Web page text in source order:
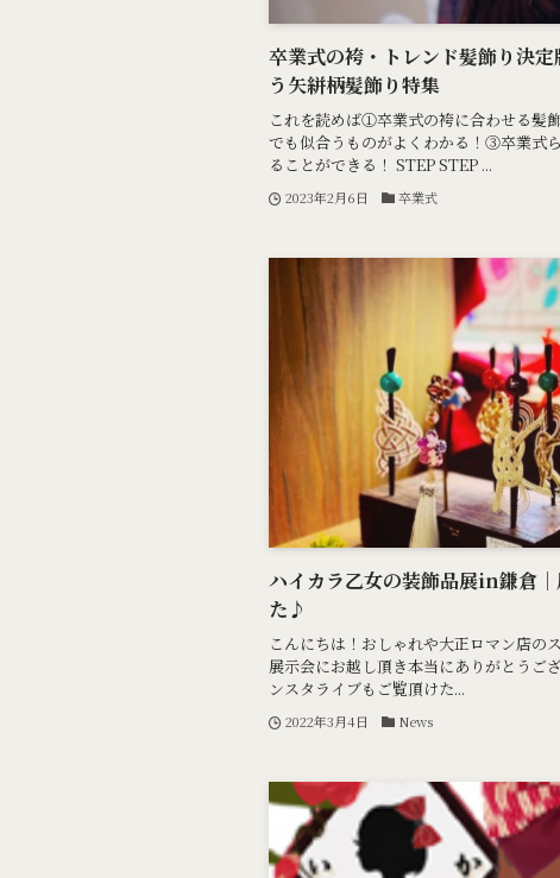
卒業式の袴・トレンド髪飾り決
う矢絣柄髪飾り特集
これを読めば①卒業式の袴に合わせる髪
でも似合うものがよくわかる！③卒業式
ることができる！ STEP STEP ...
2023年2月6日 卒業式
ハイカラ乙女の装飾品展in鎌倉
た♪
こんにちは！おしゃれや大正ロマン店の
展示会にお越し頂き本当にありがとうご
ンスタライブもご覧頂けた...
2022年3月4日 News